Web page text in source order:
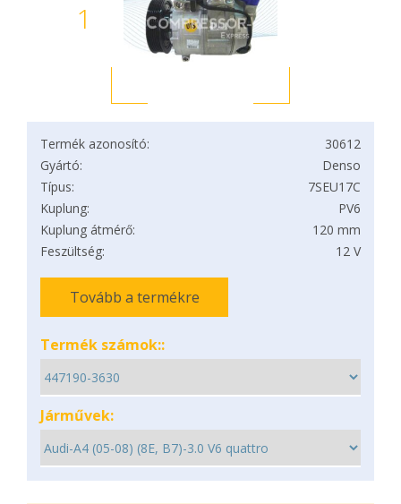
1
Termék azonosító:
30612
Gyártó:
Denso
Típus:
7SEU17C
Kuplung:
PV6
Kuplung átmérő:
120 mm
Feszültség:
12 V
Tovább a termékre
Termék számok::
Járművek: